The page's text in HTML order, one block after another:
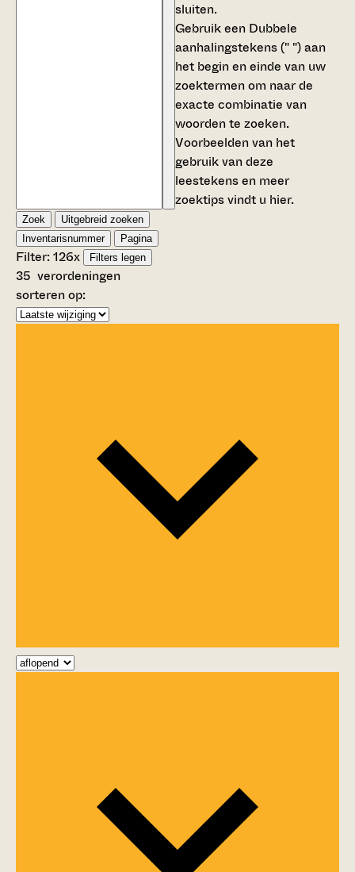
sluiten.
Gebruik een Dubbele
aanhalingstekens (" ")aan
het begin en einde van uw
zoektermen om naar de
exacte combinatie van
woorden te zoeken.
Voorbeelden van het
gebruik van deze
leestekens en meer
zoektips vindt u hier.
Zoek
Uitgebreid zoeken
Inventarisnummer
Pagina
Filter:126x Filters legen
35 verordeningen
sorteren op: